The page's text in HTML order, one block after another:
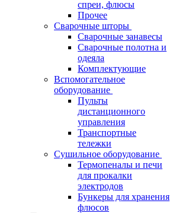
спреи, флюсы
Прочее
Сварочные шторы
Сварочные занавесы
Сварочные полотна и
одеяла
Комплектующие
Вспомогательное
оборудование
Пульты
дистанционного
управления
Транспортные
тележки
Сушильное оборудование
Термопеналы и печи
для прокалки
электродов
Бункеры для хранения
флюсов